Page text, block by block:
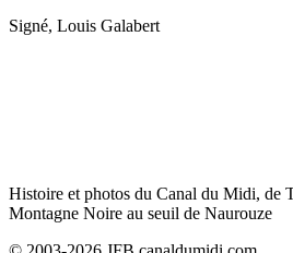
Signé, Louis Galabert
Histoire et photos du Canal du Midi, de
Montagne Noire au seuil de Naurouze